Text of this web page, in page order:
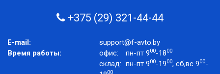
+375 (29) 321-44-44
E-mail:
support@f-avto.by
Время работы:
офис: пн-пт 900-1800
склад: пн-пт 900-1900, сб,вс 900-
00